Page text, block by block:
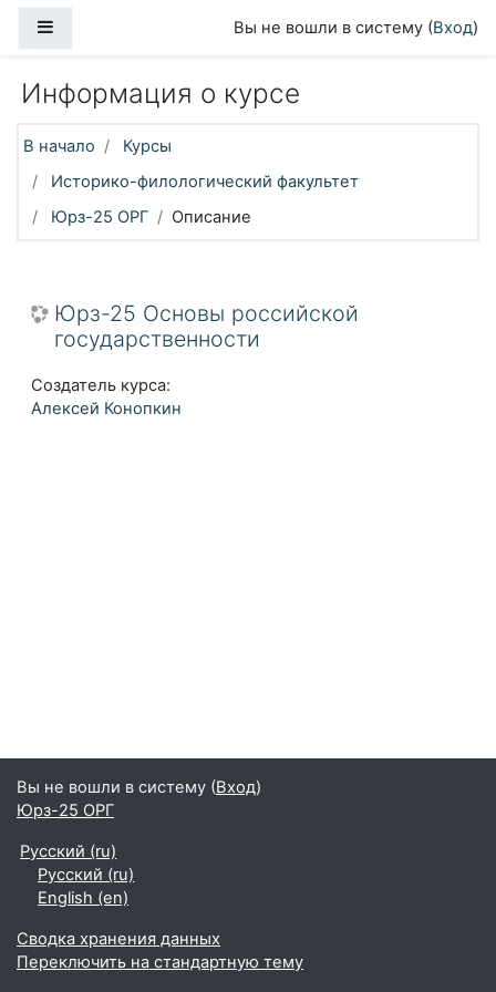
Вы не вошли в систему (Вход)
Информация о курсе
В начало
Курсы
Историко-филологический факультет
Юрз-25 ОРГ
Описание
Юрз-25 Основы российской
государственности
Создатель курса:
Алексей Конопкин
Вы не вошли в систему (Вход)
Юрз-25 ОРГ
Русский ‎(ru)‎
Русский ‎(ru)‎
English ‎(en)‎
Сводка хранения данных
Переключить на стандартную тему